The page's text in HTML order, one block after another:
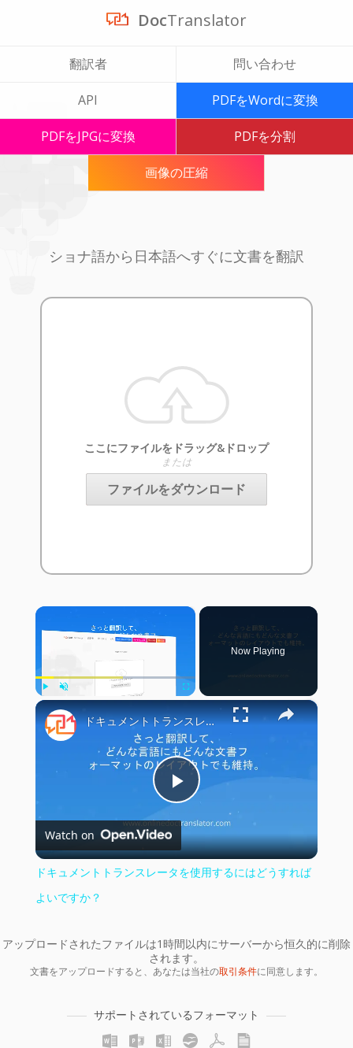
DocTranslator
翻訳者 問い合わせ
API PDFをWordに変換
PDFをJPGに変換 PDFを分割
画像の圧縮
ショナ語から日本語へすぐに文書を翻訳
ここにファイルをドラッグ&ドロップ
または
ファイルをダウンロード
×
Play Unmute Fullscreen
Now Playing
×
Play
Video
ドキュメントトランスレータを使用するにはどうすればよいですか？
Watch on
ドキュメントトランスレータを使用するにはどうすれば
よいですか？
アップロードされたファイルは1時間以内にサーバーから恒久的に削除
されます。
文書をアップロードすると、あなたは当社の取引条件に同意します。
サポートされているフォーマット